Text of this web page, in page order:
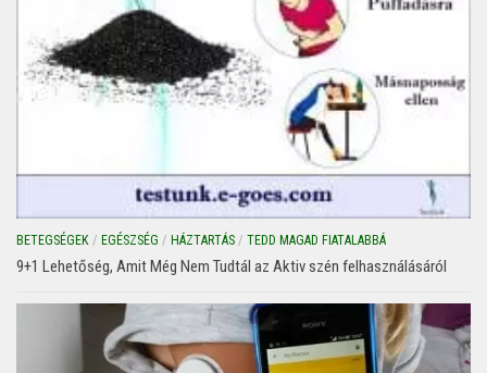
BETEGSÉGEK / EGÉSZSÉG / HÁZTARTÁS / TEDD MAGAD FIATALABBÁ
9+1 Lehetőség, Amit Még Nem Tudtál az Aktiv szén felhasználásáról